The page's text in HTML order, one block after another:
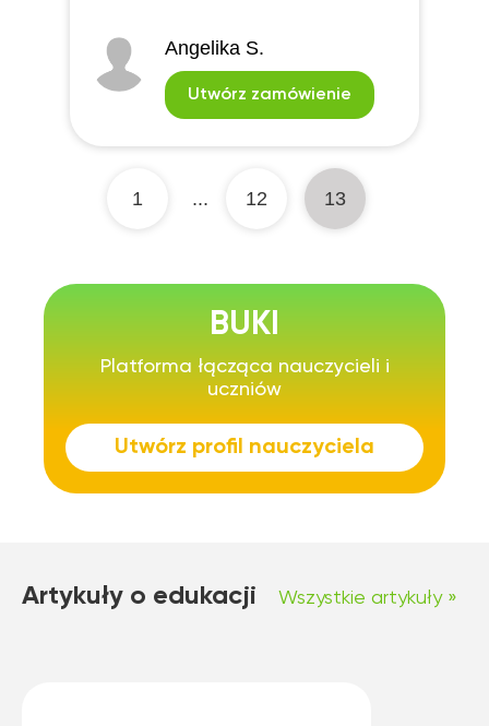
Angelika S.
Utwórz zamówienie
1 ... 12 13
BUKI
Platforma łącząca nauczycieli i
uczniów
Utwórz profil nauczyciela
Artykuły o edukacji Wszystkie artykuły »